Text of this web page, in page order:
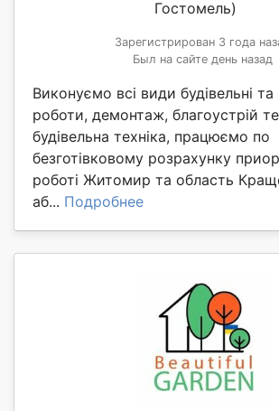
Гостомель)
Зарегистрирован 3 года
Был на сайте день назад
Виконуємо всі види будівельні та
роботи, демонтаж, благоустрій
будівельна техніка, працюємо по
безготівковому розрахунку
роботі Житомир та область
аб... Подробнее